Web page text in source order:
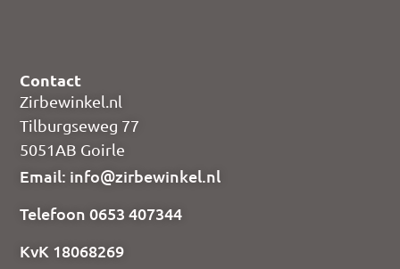
Contact
Zirbewinkel.nl
Tilburgseweg 77
5051AB Goirle
Email: info@zirbewinkel.nl
Telefoon 0653 407344
KvK 18068269